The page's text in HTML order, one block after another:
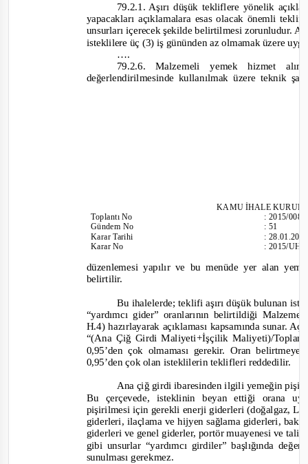
79.2.1. Aşırı düşük tekliflere yönelik
yapacakları açıklamalara esas olacak önemli
unsurları içerecek şekilde belirtilmesi zorunludur.
isteklilere üç (3) iş gününden az olmamak üzere
….
79.2.6. Malzemeli yemek hizmet
değerlendirilmesinde kullanılmak üzere teknik
KAMU İHALE
ToplantıNo
Gündem No
Karar Tarihi
Karar No
:2015/008
:51
:
:2015/
düzenlemesi yapılır ve bu menüde yer alan
belirtilir.
Bu ihalelerde; teklifi aşırı düşük bulunan
“yardımcı gider” oranlarının belirtildiği
H.4) hazırlayarak açıklaması kapsamında sunar.
“(Ana Çiğ Girdi Maliyeti+İşçilik Maliyeti)/Toplam
0,95’den çok olmaması gerekir. Oran
0,95’den çok olan isteklilerin teklifleri reddedilir.
Ana çiğ girdi ibaresinden ilgili yemeğin
Bu çerçevede, isteklinin beyan ettiği orana
pişirilmesi için gerekli enerji giderleri (doğalgaz,
giderleri, ilaçlama ve hijyen sağlama giderleri,
giderleri ve genel giderler, portör muayenesi ve tali
gibi unsurlar “yardımcı girdiler” başlığında
sunulması gerekmez.